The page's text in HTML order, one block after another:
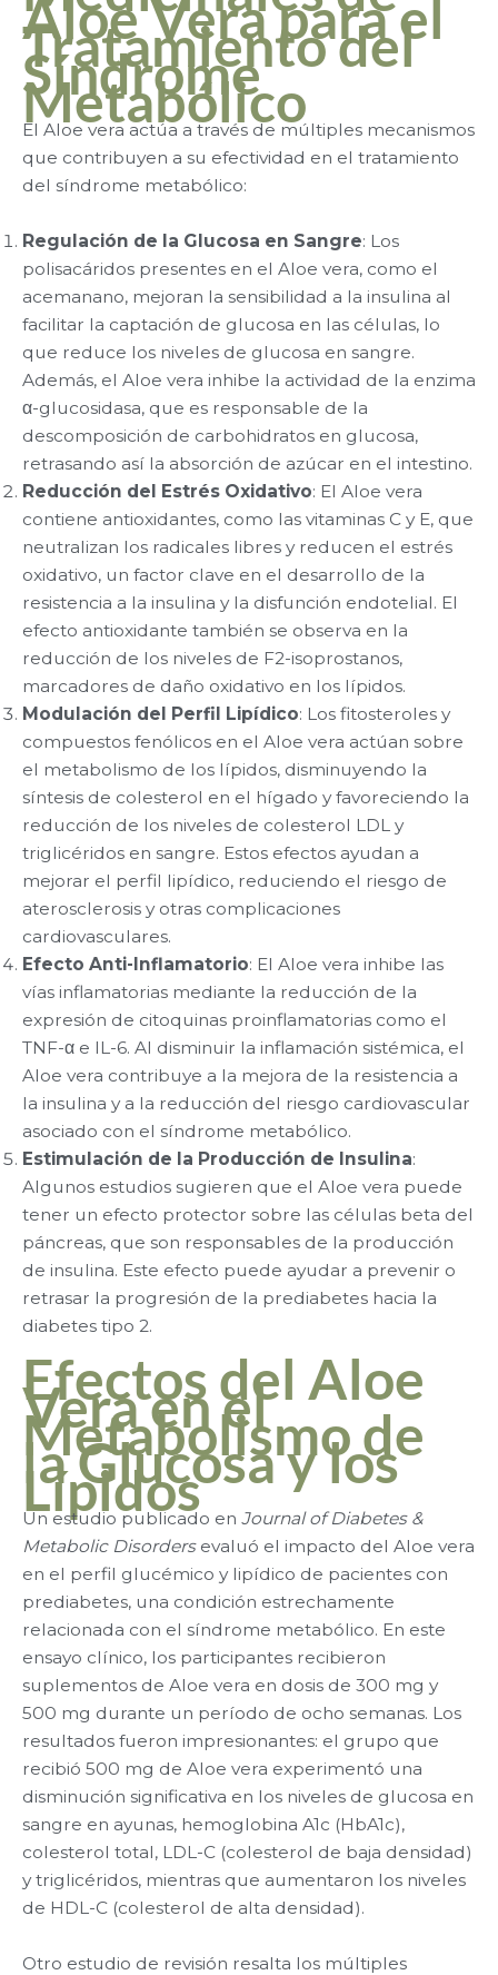
Aloe Vera para el
Tratamiento del
Síndrome
Metabólico
El Aloe vera actúa a través de múltiples mecanismos
que contribuyen a su efectividad en el tratamiento
del síndrome metabólico:
Regulación de la Glucosa en Sangre: Los
polisacáridos presentes en el Aloe vera, como el
acemanano, mejoran la sensibilidad a la insulina al
facilitar la captación de glucosa en las células, lo
que reduce los niveles de glucosa en sangre.
Además, el Aloe vera inhibe la actividad de la enzima
α-glucosidasa, que es responsable de la
descomposición de carbohidratos en glucosa,
retrasando así la absorción de azúcar en el intestino.
Reducción del Estrés Oxidativo: El Aloe vera
contiene antioxidantes, como las vitaminas C y E, que
neutralizan los radicales libres y reducen el estrés
oxidativo, un factor clave en el desarrollo de la
resistencia a la insulina y la disfunción endotelial. El
efecto antioxidante también se observa en la
reducción de los niveles de F2-isoprostanos,
marcadores de daño oxidativo en los lípidos.
Modulación del Perfil Lipídico: Los fitosteroles y
compuestos fenólicos en el Aloe vera actúan sobre
el metabolismo de los lípidos, disminuyendo la
síntesis de colesterol en el hígado y favoreciendo la
reducción de los niveles de colesterol LDL y
triglicéridos en sangre. Estos efectos ayudan a
mejorar el perfil lipídico, reduciendo el riesgo de
aterosclerosis y otras complicaciones
cardiovasculares.
Efecto Anti-Inflamatorio: El Aloe vera inhibe las
vías inflamatorias mediante la reducción de la
expresión de citoquinas proinflamatorias como el
TNF-α e IL-6. Al disminuir la inflamación sistémica, el
Aloe vera contribuye a la mejora de la resistencia a
la insulina y a la reducción del riesgo cardiovascular
asociado con el síndrome metabólico.
Estimulación de la Producción de Insulina:
Algunos estudios sugieren que el Aloe vera puede
tener un efecto protector sobre las células beta del
páncreas, que son responsables de la producción
de insulina. Este efecto puede ayudar a prevenir o
retrasar la progresión de la prediabetes hacia la
diabetes tipo 2.
Efectos del Aloe
Vera en el
Metabolismo de
la Glucosa y los
Lípidos
Un estudio publicado en Journal of Diabetes &
Metabolic Disordersevaluó el impacto del Aloe vera
en el perfil glucémico y lipídico de pacientes con
prediabetes, una condición estrechamente
relacionada con el síndrome metabólico. En este
ensayo clínico, los participantes recibieron
suplementos de Aloe vera en dosis de 300 mg y
500 mg durante un período de ocho semanas. Los
resultados fueron impresionantes: el grupo que
recibió 500 mg de Aloe vera experimentó una
disminución significativa en los niveles de glucosa en
sangre en ayunas, hemoglobina A1c (HbA1c),
colesterol total, LDL-C (colesterol de baja densidad)
y triglicéridos, mientras que aumentaron los niveles
de HDL-C (colesterol de alta densidad)​.
Otro estudio de revisión resalta los múltiples